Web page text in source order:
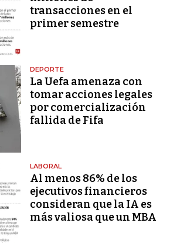
transacciones en el
primer semestre
DEPORTE
La Uefa amenaza con
tomar acciones legales
por comercialización
fallida de Fifa
LABORAL
Al menos 86% de los
ejecutivos financieros
consideran que la IA es
más valiosa que un MBA